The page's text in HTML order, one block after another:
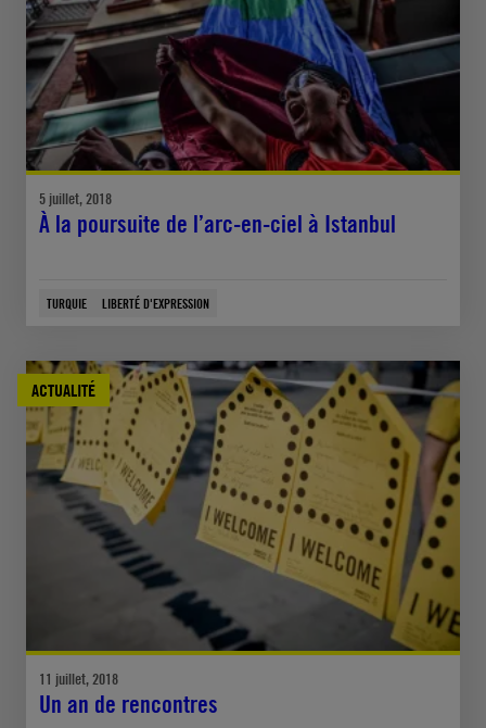
5 juillet, 2018
À la poursuite de l’arc-en-ciel à Istanbul
TURQUIE LIBERTÉ D'EXPRESSION
ACTUALITÉ
11 juillet, 2018
Un an de rencontres